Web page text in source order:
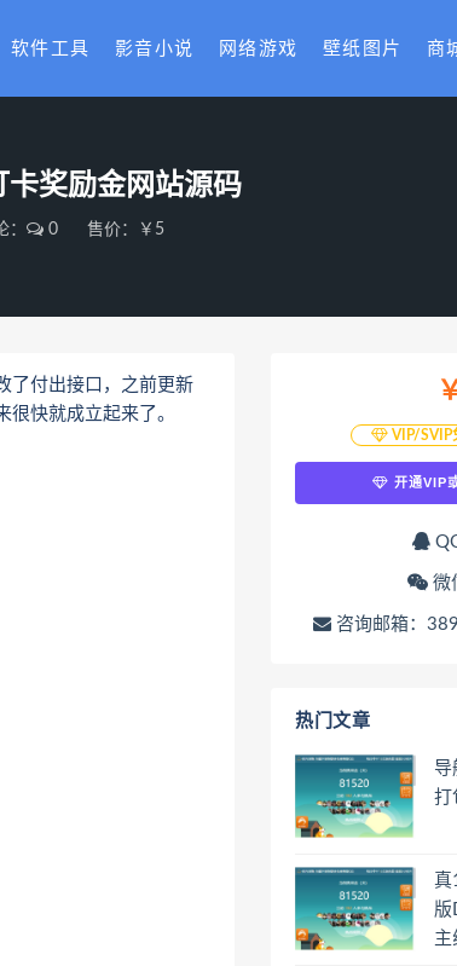
软件工具 影音小说 网络游戏 壁纸图片 商
卡奖励金网站源码
： 0 售价：￥5
了付出接口，之前更新
快就成立起来了。
VIP/SVIP
开通VIP
微
咨询邮箱：
热门文章
导
打
真
版
主